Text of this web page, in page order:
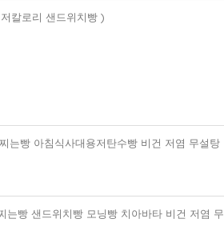
칼로리 샌드위치빵 )
는빵 아침식사대용저탄수빵 비건 저염 무설탕
는빵 샌드위치빵 모닝빵 치아바타 비건 저염 무